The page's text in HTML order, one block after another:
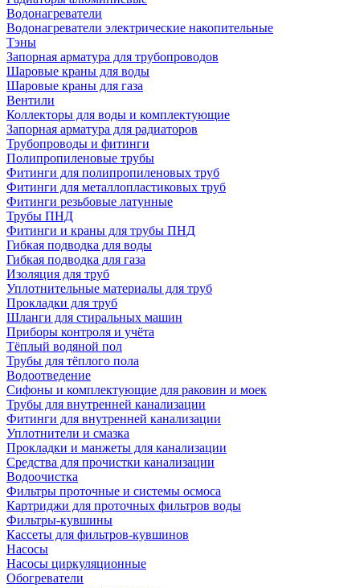
Водонагреватели
Водонагреватели электрические накопительные
Тэны
Запорная арматура для трубопроводов
Шаровые краны для воды
Шаровые краны для газа
Вентили
Коллекторы для воды и комплектующие
Запорная арматура для радиаторов
Трубопроводы и фитинги
Полипропиленовые трубы
Фитинги для полипропиленовых труб
Фитинги для металлопластиковых труб
Фитинги резьбовые латунные
Трубы ПНД
Фитинги и краны для трубы ПНД
Гибкая подводка для воды
Гибкая подводка для газа
Изоляция для труб
Уплотнительные материалы для труб
Прокладки для труб
Шланги для стиральных машин
Приборы контроля и учёта
Тёплый водяной пол
Трубы для тёплого пола
Водоотведение
Сифоны и комплектующие для раковин и моек
Трубы для внутренней канализации
Фитинги для внутренней канализации
Уплотнители и смазка
Прокладки и манжеты для канализации
Средства для прочистки канализации
Водоочистка
Фильтры проточные и системы осмоса
Картриджи для проточных фильтров воды
Фильтры-кувшины
Кассеты для фильтров-кувшинов
Насосы
Насосы циркуляционные
Обогреватели